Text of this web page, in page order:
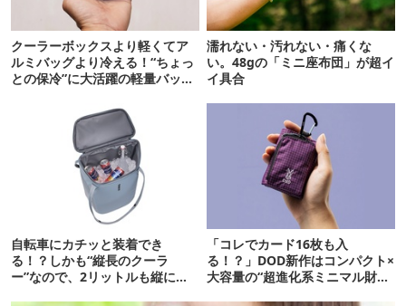
クーラーボックスより軽くてア
ルミバッグより冷える！“ちょっ
との保冷”に大活躍の軽量バッグ
濡れない・汚れない・痛くな
い。48gの「ミニ座布団」が超イ
イ具合
自転車にカチッと装着でき
る！？しかも“縦長のクーラ
ー”なので、2リットルも縦に入
「コレでカード16枚も入
る！？」DOD新作はコンパクト×
大容量の“超進化系ミニマル財